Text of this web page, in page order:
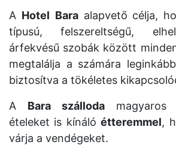
A Hotel Baraalapvető célja,
típusú, felszereltségű,
árfekvésű szobák között
megtalálja a számára
biztosítva a tökéletes
A Bara szálloda magyaros
ételeket is kínálóétteremmel,
várja a vendégeket.